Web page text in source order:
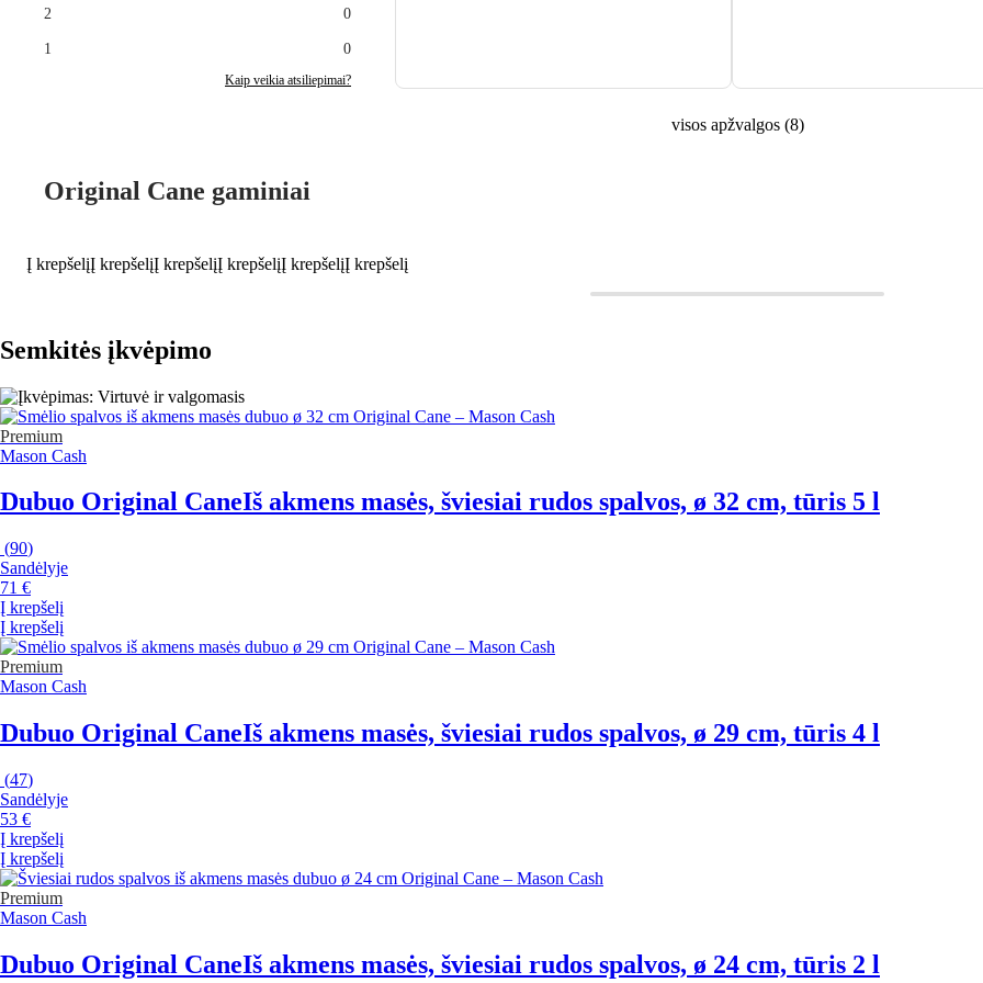
2 0
1 0
Kaip veikia atsiliepimai?
visos apžvalgos(8)
Original Cane gaminiai
Į krepšelįĮ krepšelįĮ krepšelįĮ krepšelįĮ krepšelįĮ krepšelį
Semkitės įkvėpimo
Premium
Mason Cash
Dubuo Original CaneIš akmens masės, šviesiai rudos spalvos, ø 32 cm, tūris 5 l
(90)
Sandėlyje
71 €
Į krepšelį
Į krepšelį
Premium
Mason Cash
Dubuo Original CaneIš akmens masės, šviesiai rudos spalvos, ø 29 cm, tūris 4 l
(47)
Sandėlyje
53 €
Į krepšelį
Į krepšelį
Premium
Mason Cash
Dubuo Original CaneIš akmens masės, šviesiai rudos spalvos, ø 24 cm, tūris 2 l